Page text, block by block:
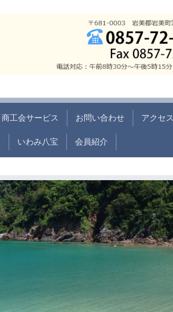
商工会サービス お問い合わせ アクセス
いわみ八宝 会員紹介